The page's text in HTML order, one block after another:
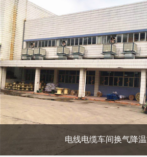
电线电缆车间换气降